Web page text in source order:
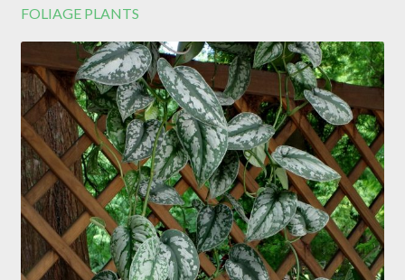
FOLIAGE PLANTS